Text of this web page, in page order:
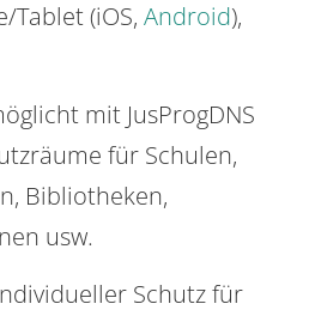
Tablet (iOS, Android),
mit JusProgDNS
für Schulen,
Bibliotheken,
usw.
Schutz für